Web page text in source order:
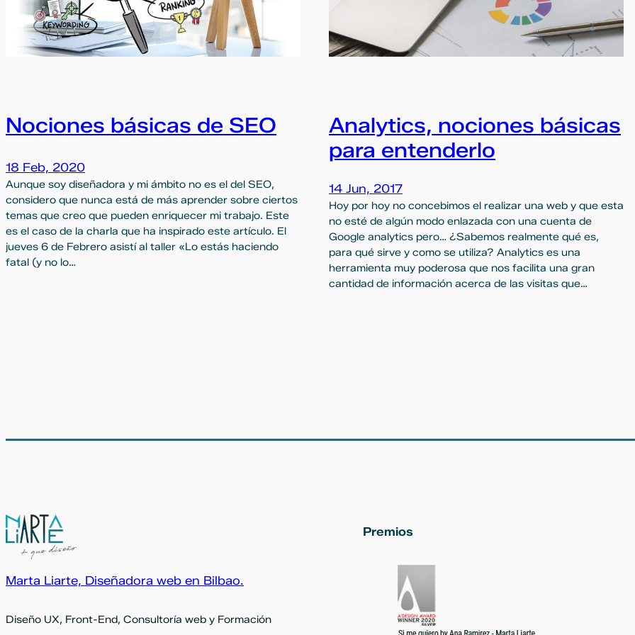
Nociones básicas de SEO
18 Feb, 2020
Aunque soy diseñadora y mi ámbito no es el del SEO,
considero que nunca está de más aprender sobre ciertos
temas que creo que pueden enriquecer mi trabajo. Este
es el caso de la charla que ha inspirado este artículo. El
jueves 6 de Febrero asistí al taller «Lo estás haciendo
fatal (y no lo…
Analytics, nociones básicas
para entenderlo
14 Jun, 2017
Hoy por hoy no concebimos el realizar una web y que esta
no esté de algún modo enlazada con una cuenta de
Google analytics pero… ¿Sabemos realmente qué es,
para qué sirve y como se utiliza? Analytics es una
herramienta muy poderosa que nos facilita una gran
cantidad de información acerca de las visitas que…
Marta Liarte, Diseñadora web en Bilbao.
Diseño UX, Front-End, Consultoría web y Formación
Premios